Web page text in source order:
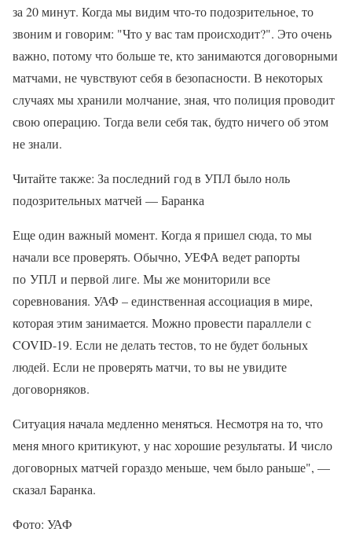
за 20 минут. Когда мы видим что-то подозрительное, то
звоним и говорим: "Что у вас там происходит?". Это очень
важно, потому что больше те, кто занимаются договорными
матчами, не чувствуют себя в безопасности. В некоторых
случаях мы хранили молчание, зная, что полиция проводит
свою операцию. Тогда вели себя так, будто ничего об этом
не знали.
Читайте также: За последний год в УПЛ было ноль
подозрительных матчей — Баранка
Еще один важный момент. Когда я пришел сюда, то мы
начали все проверять. Обычно, УЕФА ведет рапорты
по УПЛ и первой лиге. Мы же мониторили все
соревнования. УАФ – единственная ассоциация в мире,
которая этим занимается. Можно провести параллели с
COVID-19. Если не делать тестов, то не будет больных
людей. Если не проверять матчи, то вы не увидите
договорняков.
Ситуация начала медленно меняться. Несмотря на то, что
меня много критикуют, у нас хорошие результаты. И число
договорных матчей гораздо меньше, чем было раньше", —
сказал Баранка.
Фото: УАФ